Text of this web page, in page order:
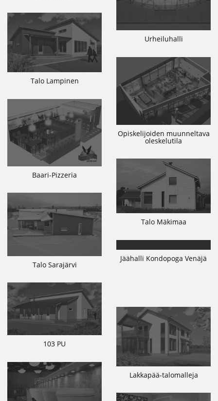
Urheiluhalli
Talo Lampinen
Opiskelijoiden muunneltava
oleskelutila
Baari-Pizzeria
Talo Mäkimaa
Talo Sarajärvi
Jäähalli Kondopoga Venäjä
103 PU
Lakkapää-talomalleja